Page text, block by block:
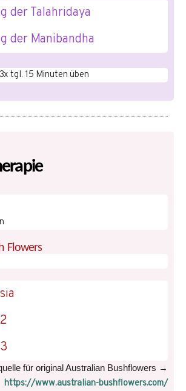
der Talahridaya
der Manibandha
3x tgl. 15 Minuten üben
Flowers
für original Australian Bushflowers →
https://www.australian-bushflowers.com/